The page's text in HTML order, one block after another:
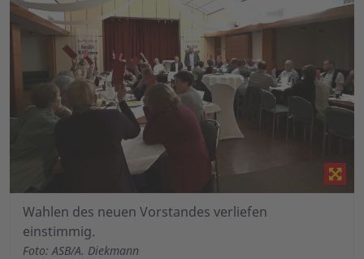
Wahlen des neuen Vorstandes verliefen
einstimmig.
Foto: ASB/A. Diekmann